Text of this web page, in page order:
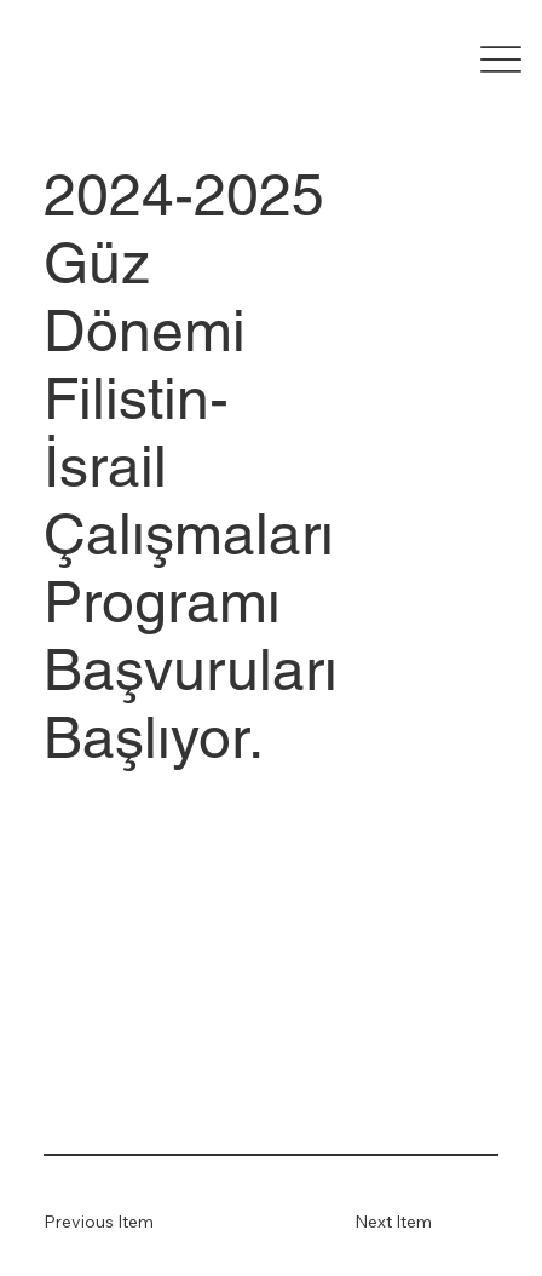
2024-2025
Güz
Dönemi
Filistin-
İsrail
Çalışmaları
Programı
Başvuruları
Başlıyor.
Next Item
Previous Item